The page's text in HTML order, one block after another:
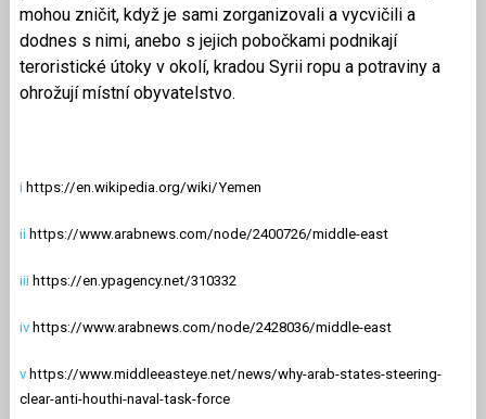
mohou zničit, když je sami zorganizovali a vycvičili a
dodnes s nimi, anebo s jejich pobočkami podnikají
teroristické útoky v okolí, kradou Syrii ropu a potraviny a
ohrožují místní obyvatelstvo.
ihttps://en.wikipedia.org/wiki/Yemen
iihttps://www.arabnews.com/node/2400726/middle-east
iiihttps://en.ypagency.net/310332
ivhttps://www.arabnews.com/node/2428036/middle-east
vhttps://www.middleeasteye.net/news/why-arab-states-steering-
clear-anti-houthi-naval-task-force